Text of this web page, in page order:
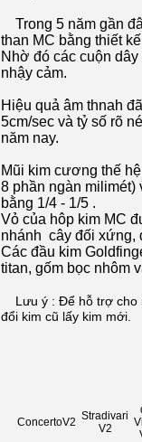
Trong 5 năm gần
than MC bằng thiết
Nhờ đó các cuộn
nhậy cảm.
Hiệu quả âm thnah
5cm/sec và tỷ số rõ
năm nay.
Mũi kim cương thế
8 phần ngàn
bằng 1/4 - 1/5 .
Vỏ của hôp kim MC
nhánh cây đối xứng,
Các đầu kim
titan, gốm bọc nhôm
Lưu ý : Để hỗ trợ cho
đổi kim cũ lấy kim mới.
ConcertoV2 Stradivari
V2